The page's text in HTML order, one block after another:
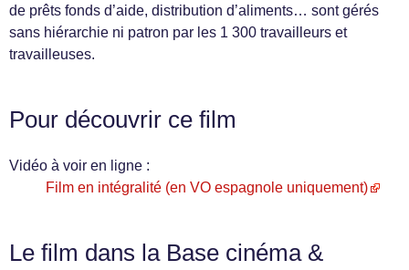
de prêts fonds d’aide, distribution d’aliments… sont gérés
sans hiérarchie ni patron par les 1 300 travailleurs et
travailleuses.
Pour découvrir ce film
Vidéo à voir en ligne :
Film en intégralité (en VO espagnole uniquement)
Le film dans la Base cinéma &